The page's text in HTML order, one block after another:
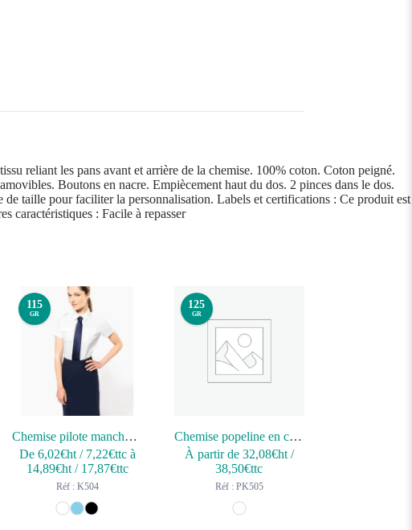
reliant les pans avant et arrière de la chemise. 100% coton. Coton peigné.
Boutons en nacre. Empiècement haut du dos. 2 pinces dans le dos.
de taille pour faciliter la personnalisation. Labels et certifications : Ce produit est
caractéristiques : Facile à repasser
115
GR
Chemise pilote manches courtes femme
De 6,02€ht/ 7,22€ttcà
14,89€ht/ 17,87€ttc
Réf : K504
125
GR
Chemise popeline en coton Supima® homme
À partir de 32,08€ht/
38,50€ttc
Réf : PK505